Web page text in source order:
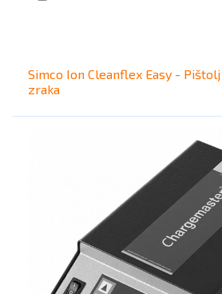
Simco Ion Cleanflex Easy -
zraka